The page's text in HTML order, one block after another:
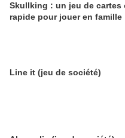
Skullking : un jeu de cartes
rapide pour jouer en famille
Line it (jeu de société)